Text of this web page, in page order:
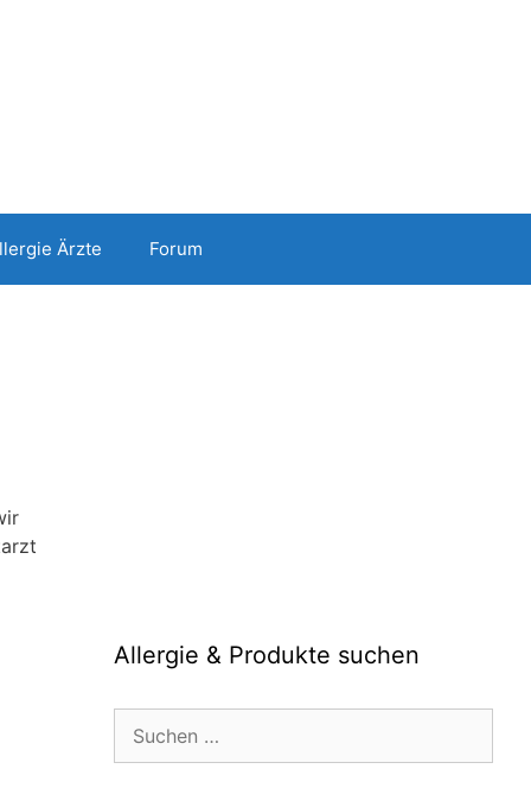
Ärzte Forum
Allergie & Produkte suchen